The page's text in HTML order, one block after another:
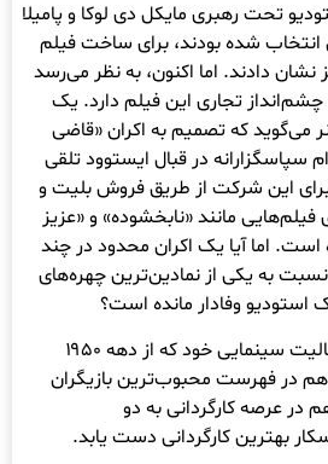
تحت رهبری مایکل دی لوکا و پامیلا
انتخاب شده بودند، برای ساخت فیلم
چراغ سبز نشان دادند. اما اکنون، به نظر می‌رسد
چشم‌انداز تجاری این فیلم دارد. یک
می‌گوید که تصمیم به اکران «قاضی
سپاسگزارانه در قبال ایستوود تلقی
برای این شرکت از طریق فروش بلیت و
مانند «نابخشوده» و «عزیز
اما آیا یک اکران محدود در چند
به یکی از نمادین‌ترین چهره‌های
وفادار مانده است؟
ایستوود در طول دوران فعالیت سینمایی خود که از دهه ۱۹۵۰
هم در فهرست محبوب‌ترین بازیگران
در عرصه کارگردانی به دو
بهترین کارگردانی دست یابد.